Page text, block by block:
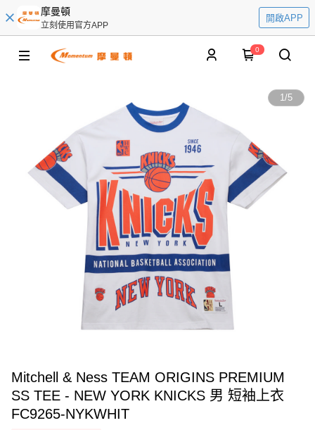
摩曼頓
立刻使用官方APP
開啟APP
0
1/5
Mitchell & Ness TEAM ORIGINS PREMIUM
SS TEE - NEW YORK KNICKS 男 短袖上衣
FC9265-NYKWHIT